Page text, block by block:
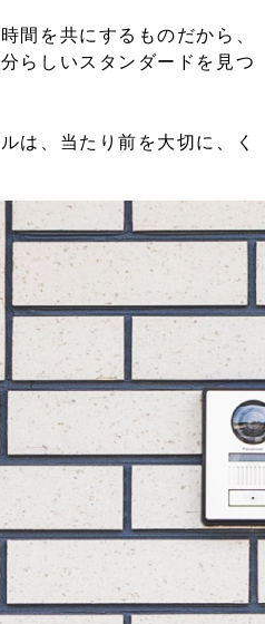
間を共にするものだから、
らしいスタンダードを見つ
は、当たり前を大切に、く